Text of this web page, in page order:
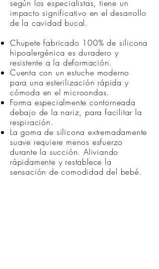
según los especialistas, tiene un
impacto significativo en el desarrollo
de la cavidad bucal.
Chupete fabricado 100% de silicona
hipoalergénica es duradero y
resistente a la deformación.
Cuenta con un estuche moderno
para una esterilización rápida y
cómoda en el microondas.
Forma especialmente contorneada
debajo de la nariz, para facilitar la
respiración.
La goma de silicona extremadamente
suave requiere menos esfuerzo
durante la succión. Aliviando
rápidamente y restablece la
sensación de comodidad del bebé.